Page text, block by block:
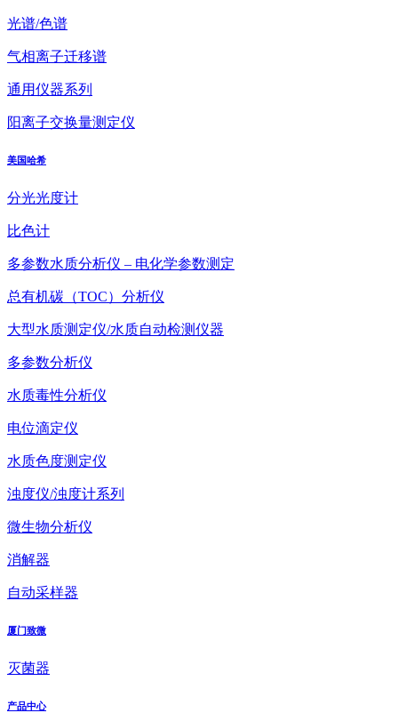
光谱/色谱
气相离子迁移谱
通用仪器系列
阳离子交换量测定仪
美国哈希
分光光度计
比色计
多参数水质分析仪 – 电化学参数测定
总有机碳（TOC）分析仪
大型水质测定仪/水质自动检测仪器
多参数分析仪
水质毒性分析仪
电位滴定仪
水质色度测定仪
浊度仪/浊度计系列
微生物分析仪
消解器
自动采样器
厦门致微
灭菌器
产品中心